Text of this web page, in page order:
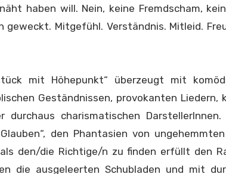
haben will. Nein, keine Fremdscham,
geweckt. Mitgefühl. Verständnis. Mitleid.
mit Höhepunkt“ überzeugt mit
Geständnissen, provokanten Liedern,
charismatischen
den Phantasien von
den/die Richtige/n zu finden erfüllt den
die ausgeleerten Schubladen und mit